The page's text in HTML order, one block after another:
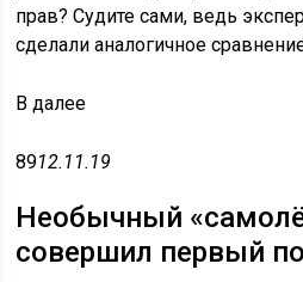
прав? Судите сами, ведь
сделали аналогичное
Вдалее
8912.11.19
Необычный
совершил первый